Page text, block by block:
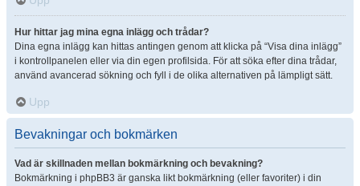
Hur hittar jag mina egna inlägg och trådar?
Dina egna inlägg kan hittas antingen genom att klicka på “Visa dina inlägg”
i kontrollpanelen eller via din egen profilsida. För att söka efter dina trådar,
använd avancerad sökning och fyll i de olika alternativen på lämpligt sätt.
Upp
Bevakningar och bokmärken
Vad är skillnaden mellan bokmärkning och bevakning?
Bokmärkning i phpBB3 är ganska likt bokmärkning (eller favoriter) i din